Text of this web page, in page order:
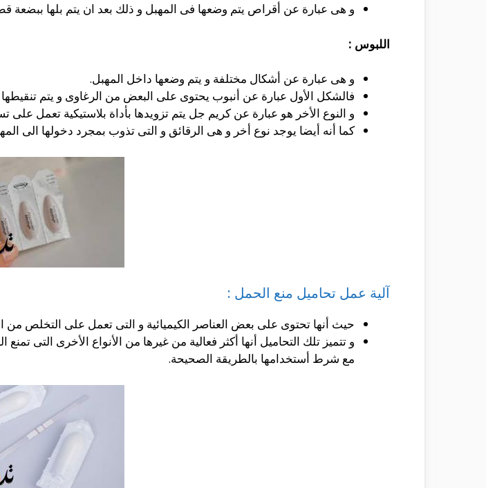
و هى عبارة عن أقراص يتم وضعها فى المهبل و ذلك بعد ان يتم بلها ببضعة
اللبوس :
و هى عبارة عن أشكال مختلفة و يتم وضعها داخل المهبل.
فالشكل الأول عبارة عن أنبوب يحتوى على البعض من الرغاوى و يتم
و النوع الأخر هو عبارة عن كريم جل يتم تزويدها بأداة بلاستيكية تعمل على
كما أنه أيضا يوجد نوع أخر و هى الرقائق و التى تذوب بمجرد دخولها الى
آلية عمل تحاميل منع الحمل :
حيث أنها تحتوى على بعض العناصر الكيميائية و التى تعمل على التخلص من
مع شرط أستخدامها بالطريقة الصحيحة.